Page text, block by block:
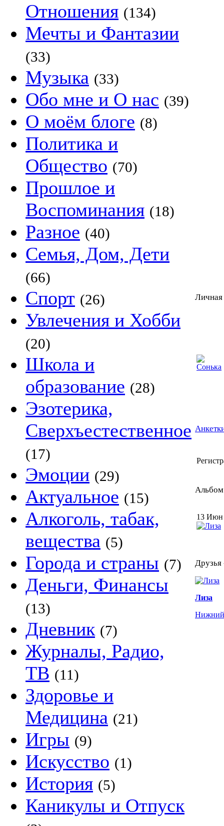
Отношения (134)
Мечты и Фантазии
(33)
Музыка (33)
Обо мне и О нас (39)
О моём блоге (8)
Политика и
Общество (70)
Прошлое и
Воспоминания (18)
Разное (40)
Семья, Дом, Дети
(66)
Спорт (26)
Увлечения и Хобби
(20)
Школа и
образование (28)
Эзотерика,
Сверхъестественное
(17)
Эмоции (29)
Актуальное (15)
Алкоголь, табак,
вещества (5)
Города и страны (7)
Деньги, Финансы
(13)
Дневник (7)
Журналы, Радио,
ТВ (11)
Здоровье и
Медицина (21)
Игры (9)
Искусство (1)
История (5)
Каникулы и Отпуск
Личная
Альбом
13
Друзья
Лиза
Нижний